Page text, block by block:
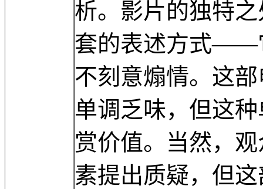
析。影片的独特
套的表述方式——
不刻意煽情。这
单调乏味，但这
赏价值。当然，
素提出质疑，但